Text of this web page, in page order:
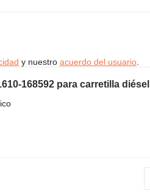
y nuestro acuerdo del usuario.
168592 para carretilla diésel